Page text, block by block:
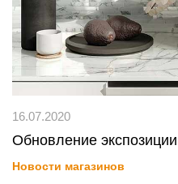
16.07.2020
Обновление
Новости магазинов